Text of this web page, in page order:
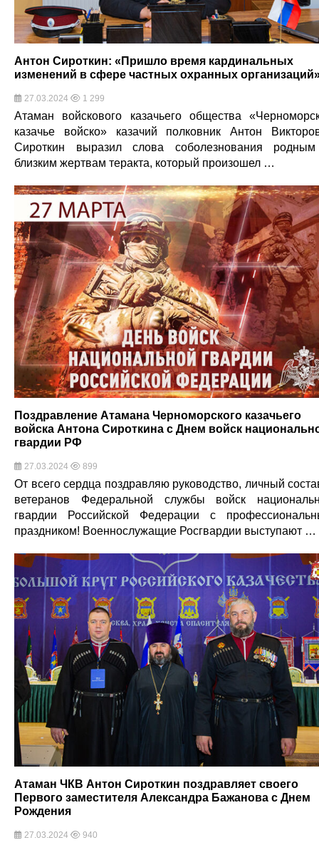
Антон Сироткин: «Пришло время кардинальных
изменений в сфере частных охранных
27.03.2024 1 299
Атаман войскового казачьего общества
казачье войско» казачий полковник Антон
Сироткин выразил слова соболезнования
близким жертвам теракта, который произошел …
Поздравление Атамана Черноморского казачьего
войска Антона Сироткина с Днем войск
гвардии РФ
27.03.2024 899
От всего сердца поздравляю руководство, личный
ветеранов Федеральной службы войск
гвардии Российской Федерации с
праздником! Военнослужащие Росгвардии выступают …
Атаман ЧКВ Антон Сироткин поздравляет своего
Первого заместителя Александра Бажанова с Днем
Рождения
27.03.2024 940